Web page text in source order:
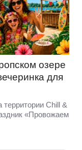
озере
для
территории Chill &
«Провожаем